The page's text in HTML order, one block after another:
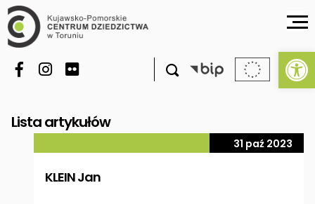

Lista artykułów
31 paź 2023
KLEIN Jan